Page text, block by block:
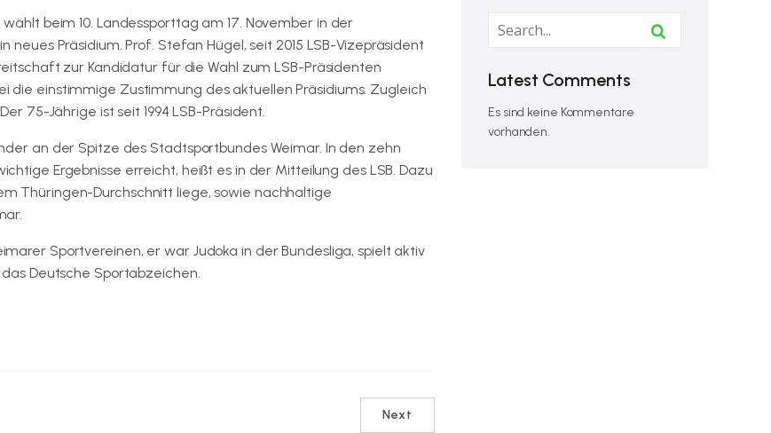
beim 10. Landessporttag am 17. November in der
neues Präsidium. Prof. Stefan Hügel, seit 2015 LSB-Vizepräsident
zur Kandidatur für die Wahl zum LSB-Präsidenten
die einstimmige Zustimmung des aktuellen Präsidiums. Zugleich
75-Jährige ist seit 1994 LSB-Präsident.
an der Spitze des Stadtsportbundes Weimar. In den zehn
Ergebnisse erreicht, heißt es in der Mitteilung des LSB. Dazu
Thüringen-Durchschnitt liege, sowie nachhaltige
Sportvereinen, er war Judoka in der Bundesliga, spielt aktiv
Deutsche Sportabzeichen.
Next
Latest Comments
Es sind keine Kommentare
vorhanden.